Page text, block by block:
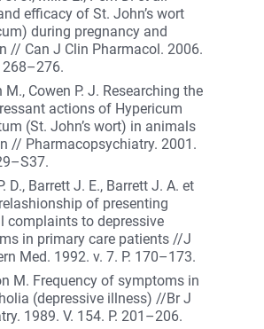
efficacy of St. John’s wort
during pregnancy and
// Can J Clin Pharmacol. 2006.
268–276.
M., Cowen P. J. Researching the
actions of Hypericum
(St. John’s wort) in animals
// Pharmacopsychiatry. 2001.
D., Barrett J. E., Barrett J. A. et
of presenting
complaints to depressive
in primary care patients //J
Med. 1992. v. 7. P. 170–173.
M. Frequency of symptoms in
(depressive illness) //Br J
1989. V. 154. P. 201–206.